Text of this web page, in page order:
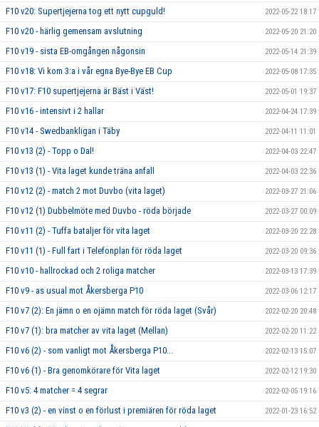
F10 v20: Supertjejerna tog ett nytt cupguld! 2022-05-22 18:17
F10 v20 - härlig gemensam avslutning 2022-05-20 21:20
F10 v19 - sista EB-omgången någonsin 2022-05-14 21:39
F10 v18: Vi kom 3:a i vår egna Bye-Bye EB Cup 2022-05-08 17:35
F10 v17: F10 supertjejerna är Bäst i Väst! 2022-05-01 19:37
F10 v16 - intensivt i 2 hallar 2022-04-24 17:39
F10 v14 - Swedbankligan i Täby 2022-04-11 11:01
F10 v13 (2) - Topp o Dal! 2022-04-03 22:47
F10 v13 (1) - Vita laget kunde träna anfall 2022-04-03 22:36
F10 v12 (2) - match 2 mot Duvbo (vita laget) 2022-03-27 21:06
F10 v12 (1) Dubbelmöte med Duvbo - röda började 2022-03-27 00:09
F10 v11 (2) - Tuffa bataljer för vita laget 2022-03-20 22:28
F10 v11 (1) - Full fart i Telefonplan för röda laget 2022-03-20 09:36
F10 v10 - hallrockad och 2 roliga matcher 2022-03-13 17:39
F10 v9 - as usual mot Åkersberga P10 2022-03-06 12:17
F10 v7 (2): En jämn o en ojämn match för röda laget (Svår) 2022-02-20 20:48
F10 v7 (1): bra matcher av vita laget (Mellan) 2022-02-20 11:22
F10 v6 (2) - som vanligt mot Åkersberga P10... 2022-02-13 15:07
F10 v6 (1) - Bra genomkörare för Vita laget 2022-02-12 19:30
F10 v5: 4 matcher = 4 segrar 2022-02-05 19:16
F10 v3 (2) - en vinst o en förlust i premiären för röda laget 2022-01-23 16:52